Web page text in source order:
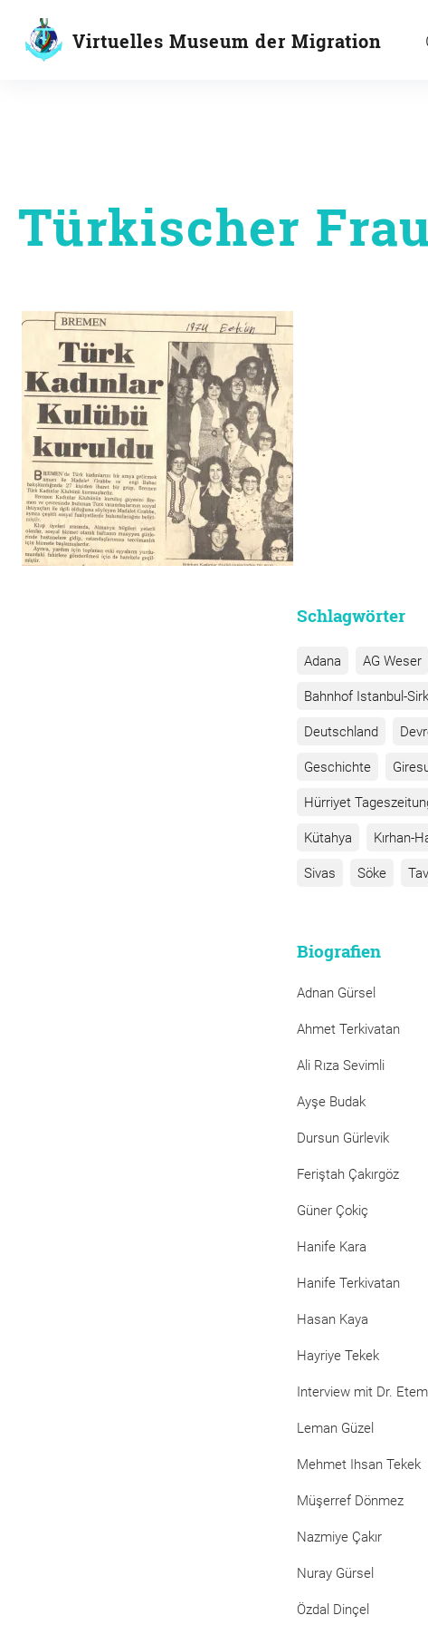
überspringenVirtuelles Museum der Migration
Türkischer
Beitragsnavigation
Schlagwörter
Adana AG Weser
Bahnhof Istanbul-
Deutschland
Geschichte
Hürriyet
Kütahya Kırhan-
Sivas Söke
Biografien
Adnan Gürsel
Ahmet Terkivatan
Ali Rıza Sevimli
Ayşe Budak
Dursun Gürlevik
Feriştah Çakırgöz
Güner Çokiç
Hanife Kara
Hanife Terkivatan
Hasan Kaya
Hayriye Tekek
Interview mit Dr.
Leman Güzel
Mehmet Ihsan Tekek
Müşerref Dönmez
Nazmiye Çakır
Nuray Gürsel
Özdal Dinçel